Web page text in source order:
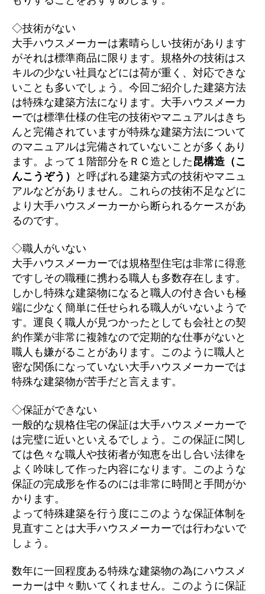
◇技術がない
大手ハウスメーカーは素晴らしい技術があります
がそれは標準商品に限ります。規格外の技術はス
キルの少ない社員などには荷が重く、対応できな
いことも多いでしょう。今回ご紹介した建築方法
は特殊な建築方法になります。大手ハウスメーカ
ーでは標準仕様の住宅の技術やマニュアルはきち
んと完備されていますが特殊な建築方法について
のマニュアルは完備されていないことが多くあり
ます。よって１階部分をＲＣ造とした 昆構造（こ
んこうぞう）
と呼ばれる建築方式の技術やマニュ
アルなどがありません。これらの技術不足などに
より大手ハウスメーカーから断られるケースがあ
るのです。
◇職人がいない
大手ハウスメーカーでは規格型住宅は非常に得意
ですしその職種に携わる職人も多数存在します。
しかし特殊な建築物になると職人の付き合いも極
端に少なく簡単に任せられる職人がいないようで
す。運良く職人が見つかったとしても会社との契
約作業が非常に複雑なので定期的な仕事がないと
職人も嫌がることがあります。このように職人と
密な関係になっていない大手ハウスメーカーでは
特殊な建築物が苦手だと言えます。
◇保証ができない
一般的な規格住宅の保証は大手ハウスメーカーで
は完璧に近いといえるでしょう。この保証に関し
ては色々な職人や技術者が知恵を出し合い法律を
よく吟味して作った内容になります。このような
保証の完成形を作るのには非常に時間と手間がか
かります。
よって特殊建築を行う度にこのような保証体制を
見直すことは大手ハウスメーカーでは行わないで
しょう。
数年に一回程度ある特殊な建築物の為にハウスメ
ーカーは中々動いてくれません。このように保証